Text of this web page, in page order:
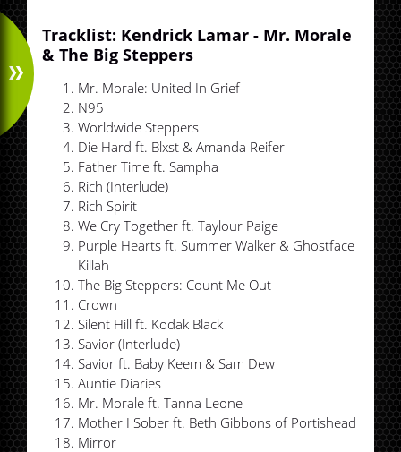
Tracklist: Kendrick Lamar - Mr. Morale
& The Big Steppers
Mr. Morale: United In Grief
N95
Worldwide Steppers
Die Hard ft. Blxst & Amanda Reifer
Father Time ft. Sampha
Rich (Interlude)
Rich Spirit
We Cry Together ft. Taylour Paige
Purple Hearts ft. Summer Walker & Ghostface
Killah
The Big Steppers: Count Me Out
Crown
Silent Hill ft. Kodak Black
Savior (Interlude)
Savior ft. Baby Keem & Sam Dew
Auntie Diaries
Mr. Morale ft. Tanna Leone
Mother I Sober ft. Beth Gibbons of Portishead
Mirror